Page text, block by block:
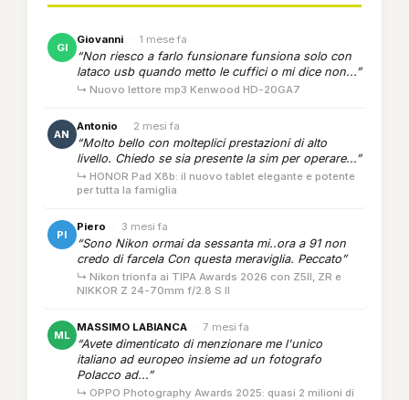
GI
Giovanni · 1 mese fa
“Non riesco a farlo funsionare funsiona solo con
lataco usb quando metto le cuffici o mi dice non...”
↳ Nuovo lettore mp3 Kenwood HD-20GA7
AN
Antonio · 2 mesi fa
“Molto bello con molteplici prestazioni di alto
livello. Chiedo se sia presente la sim per operare...”
↳ HONOR Pad X8b: il nuovo tablet elegante e potente
per tutta la famiglia
PI
Piero · 3 mesi fa
“Sono Nikon ormai da sessanta mi..ora a 91 non
credo di farcela Con questa meraviglia. Peccato”
↳ Nikon trionfa ai TIPA Awards 2026 con Z5II, ZR e
NIKKOR Z 24-70mm f/2.8 S II
ML
MASSIMO LABIANCA · 7 mesi fa
“Avete dimenticato di menzionare me l'unico
italiano ad europeo insieme ad un fotografo
Polacco ad...”
↳ OPPO Photography Awards 2025: quasi 2 milioni di